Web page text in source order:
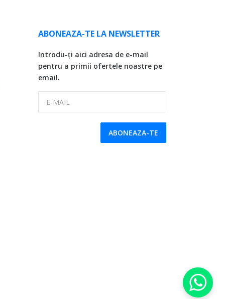
ABONEAZA-TE LA NEWSLETTER
Introdu-ți aici adresa de e-mail
pentru a primii ofertele noastre pe
email.
ABONEAZA-TE